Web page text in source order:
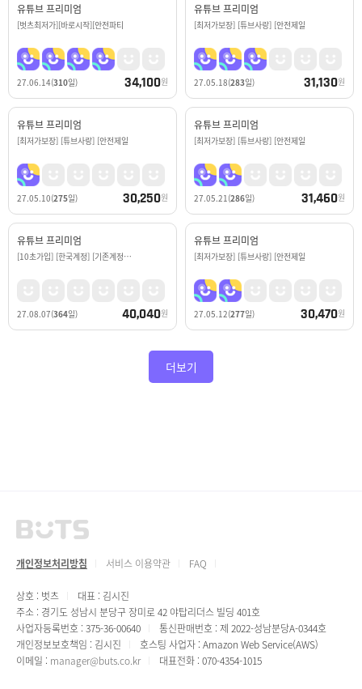
유튜브 프리미엄
[벗츠최저가][바로시작][안전파티
27.06.14(310일) 34,100원
유튜브 프리미엄
[최저가보장] [튜브사랑] [안전제일
27.05.18(283일) 31,130원
유튜브 프리미엄
[최저가보장] [튜브사랑] [안전제일
27.05.10(275일) 30,250원
유튜브 프리미엄
[최저가보장] [튜브사랑] [안전제일
27.05.21 (286일) 31,460원
유튜브 프리미엄
[10초가입] [한국계정] [기존계정…
27.08.07(364일) 40,040원
유튜브 프리미엄
[최저가보장] [튜브사랑] [안전제일
27.05.12(277일) 30,470원
더보기
개인정보처리방침 서비스 이용약관 FAQ
상호 : 벗츠
대표 : 김시진
주소 : 경기도 성남시 분당구 장미로 42 야탑리더스 빌딩 401호
사업자등록번호 : 375-36-00640
통신판매번호 : 제 2022-성남분당A-0344호
개인정보보호책임 : 김시진
호스팅 사업자 : Amazon Web Service(AWS)
이메일 : manager@buts.co.kr 대표전화 : 070-4354-1015